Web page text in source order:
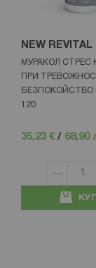
NEW REVITAL
МУРАКОЛ СТРЕС
ПРИ
БЕЗПОКОЙСТВО
120
35,23 € / 68,90